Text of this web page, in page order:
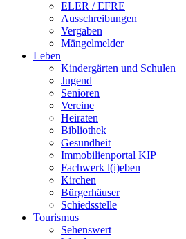
ELER / EFRE
Ausschreibungen
Vergaben
Mängelmelder
Leben
Kindergärten und Schulen
Jugend
Senioren
Vereine
Heiraten
Bibliothek
Gesundheit
Immobilienportal KIP
Fachwerk l(i)eben
Kirchen
Bürgerhäuser
Schiedsstelle
Tourismus
Sehenswert